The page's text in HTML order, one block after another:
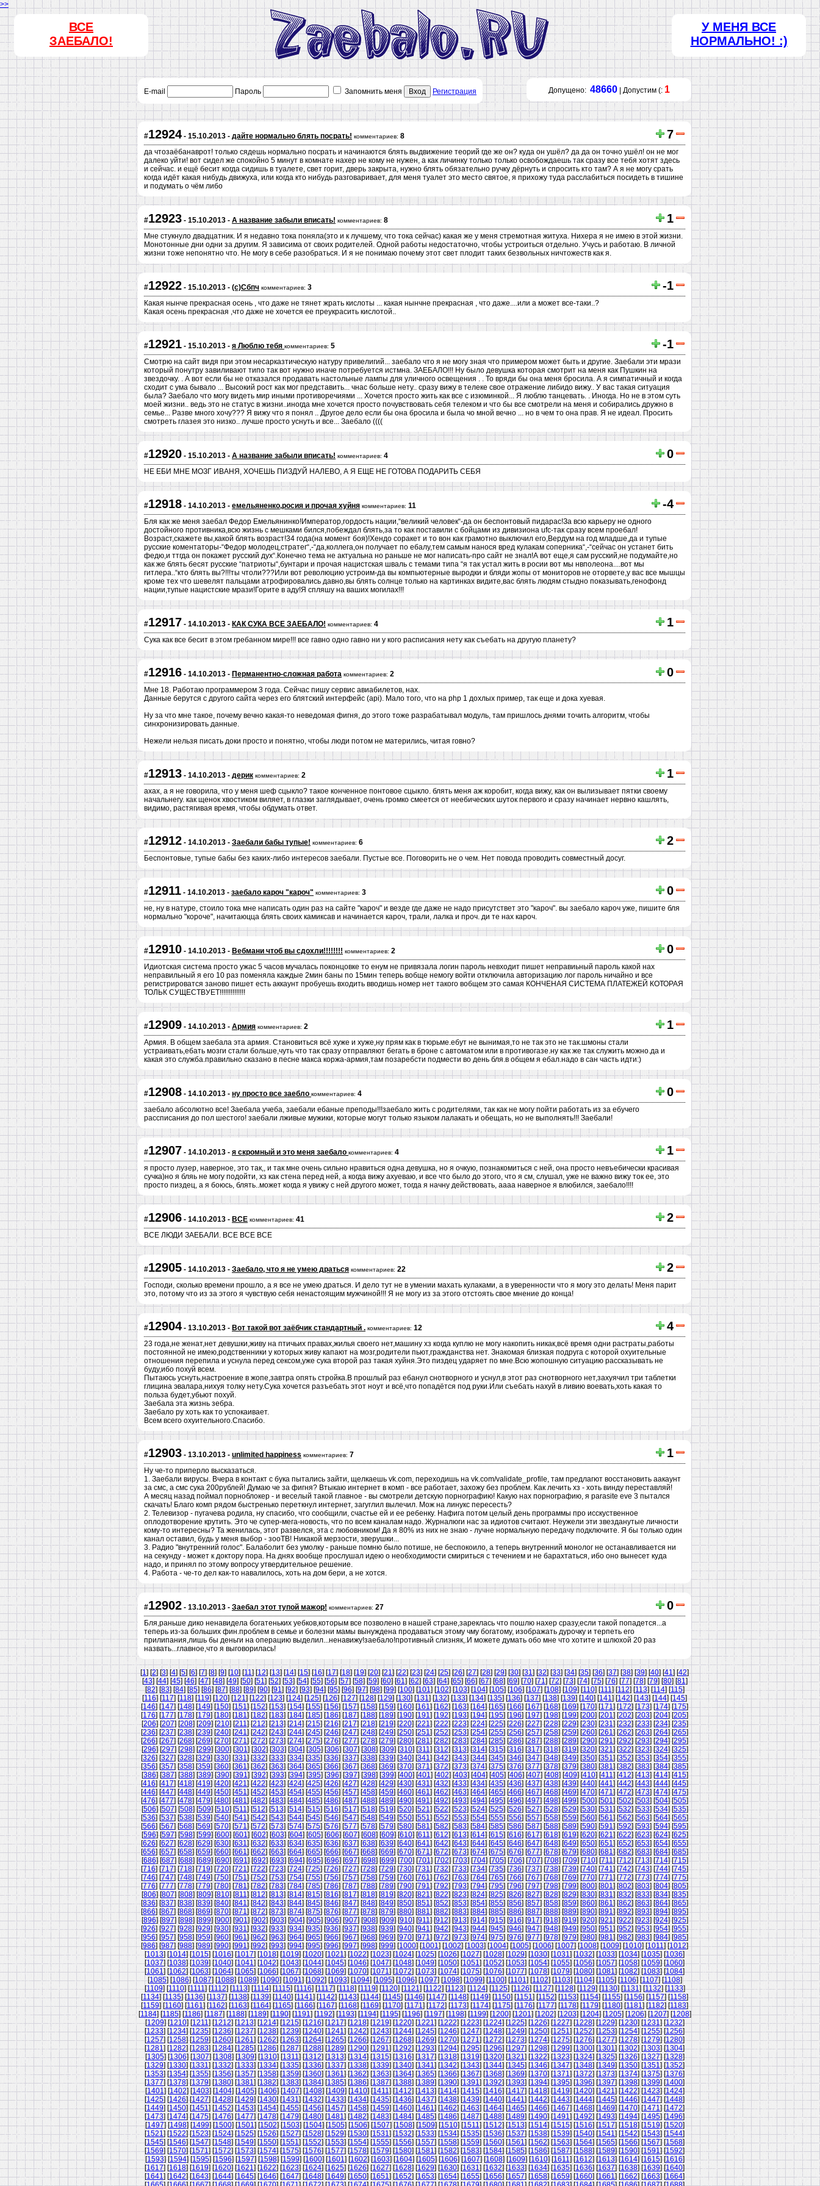
>>
ВСЕ
ЗАЕБАЛО!
У МЕНЯ ВСЕ
НОРМАЛЬНО! :)
E-mail Пароль Запомнить меня Вход Регистрация Допущено: 48660| Допустим (: 1
#12924 - 15.10.2013 - дайте нормально блять посрать! комментариев: 8 7
да чтозаёбанаврот! только сядешь нормально посрать и начинаются блять выдвижение теорий где же он? куда он ушёл? да да он точно ушёл! он не мог
далеко уйти! вот сидел же спокойно 5 минут в комнате нахер не кому не нужен, а как личинку только только освобождаешь так сразу все тебя хотят здесь
и сейчас. и ещё бесит когда сидишь в туалете, свет горит, дверь закрыта, нужно блять обязательно ручку дёрнуть и спросить кто там? А я не могу срать
когда идёт какая нибудь движуха, или когда кто нибудь разговаривает, для меня туалет это место святое, я прихожу туда расслабиться посидеть в тишине
и подумать о чём либо
#12923 - 15.10.2013 - А название забыли вписать! комментариев: 8 1
Мне стукнуло двадцатник. И я недавно тока поняла(это и к лучшему, что тока сейчас) какая же у меня стремотная житуха. Нихера я не имею в этой жизни.
Монотонные дни одни за другим. Я зависима от своих родителей. Одной работы недостаточно, чтобы устроиться отдельно. Учусь и работаю. В личной
жизни тоже непонятно что. Не могу в себе разобраться. И я не понимаю почему этот свет плодит таких безвольных ничтожеств как я.
#12922 - 15.10.2013 - (c)Сбпч комментариев: 3 -1
Какая нынче прекрасная осень , что даже не тянет жрать кислоты ... какая нынчне прекрасная , что даже....или а может все-таки..?
Какая осень прекрасная ,что даже не хочется ее преукрасить кислотой..
#12921 - 15.10.2013 - я Люблю тебя комментариев: 5 -1
Смотрю на сайт видя при этом несарказтическую натуру привелигий... заебало что я не могу зная что примером может быть и другие. Заебали эти мрази
который понутру завиливают типо так вот нужно иначе потребуется истмна. ЗАЕБАЛО!!! Ну было девушка которая смотрит на меня как Пушкин на
звездочку. . А вот если бы не отказался продавать настольные лампы для уличного освещения . . То вряди бы она меня бросила. А я симпатичный и когда
сходит с ума бывало ... Высокий рост как мог представить... чнас больше нету.. сразу вижу в телеке свое отражение либидо вижу.. У вас такая ситуация
была? Заебало что могу видеть мир иными противоречиями ... Хочется просто жить как все с изюминкой... Я люблю танцевать. . Иногда. Но не в этом суть
моей жизни.. ведь это не статус в жизни..иногда мне хочется просто почувствовать себя телеком и что бы все смотрели на меня и собирались дружно в
семье... Разве много хочу??? Я вижу что я понял .. Другое дело если бы она бросила и была чо мной вечно ... но в чем то она прав. Я не идеал. Просить
смотреть глазея это низко.. лучше просто уснуть и все... Заебало ((((
#12920 - 15.10.2013 - А название забыли вписать! комментариев: 4 0
НЕ ЕБИ МНЕ МОЗГ ИВАНЯ, ХОЧЕШЬ ПИЗДУЙ НАЛЕВО, А Я ЕЩЕ НЕ ГОТОВА ПОДАРИТЬ СЕБЯ
#12918 - 14.10.2013 - емельяненко,росия и прочая хуйня комментариев: 11 -4
Бля как же меня заебал Федор Емельянинко!Император,гордость нации,“великий человек“-да он беспонтовый пидарас!За всю карьеру не одного
достойного противника,всю жизнь с мешками бился,побеждал блять,за то как поставили с бойцами из дивизиона ufc-так сразу всем проебал!
Возраст,скажете вы,какой блять возраст!34 года(на момент боя)!Хендо соракет и то вон как грамотно выключил его,Вердум на год младше,да и тупые
русские коментаторы-“Федор молодец,стратег“,-“да,коллега,он получает по ебалу,тем самым нанося вред кулакам соперника“,-“сейчас он устанет бить
федю,и ттгда он покажет русский дух“.Конечно тема не актуальна но раньше не мог написать-про сайт не знал!А вот еще,я сам русский,не подумайте,но
как же блять бесят русские “патриоты“,бунтари и прочая нацистская шваль с темами типа “я так устал жить в росии вот мы нвполеона....вот мы
гитлера..“кто блять вы?!!!ты чтоли???Или вот революцию устроим-да вы компьютерные выродки и бляди жопы от мониторов не оторвете,у вас все мышцы
кроме тех что шевелят пальцами атрофировались давно,вы блять солнце только на картинках видите,вас блять людям стыдно показывать,генофонд
нации,тупые нацистские мрази!Горите в аду!Я спляшу на ваших могилах!!!
#12917 - 14.10.2013 - КАК СУКА ВСЕ ЗАЕБАЛО! комментариев: 4 1
Сука как все бесит в этом гребанном мире!!! все гавно одно гавно ни у кого расписания нету как съебать на другую планету?
#12916 - 14.10.2013 - Перманентно-сложная работа комментариев: 2 0
Мне 18. Работаю программером 3 года. Сейчас пишу сервис авиабилетов, нах.
Данные берутся с другого сайта через его блятский интерфейс (api). Мало того, что на php 1 дохлых пример, так еще и дока хуевая.
Ну за что мне такое, почему вечно какая-то неведомая фигня, до этого тоже разрабатывал модуль, там пришлось днями точить алгоритм, чтобы
синхронизировать данные.
Нежели нельзя писать доки просто и понятно, чтобы люди потом не матерились, читая говно?
#12913 - 14.10.2013 - дерик комментариев: 2 1
ахах, а я не говорила, что у меня шеф сцыкло? такое конченное понтовое сцыкло. блять меня аж коробит, когда вижу, как он вылизывает пятки своему
начальнегу. как щенок хвостиком виляет, в глазки заглядывает, очень громко смеется от неебических шуток первого и сразу начинает нервно кашлять,
видимо, растягивая время, чтобы обдумать ответ.
#12912 - 14.10.2013 - Заебали бабы тупые! комментариев: 6 2
Беспонтовые, тупые бабы без каких-либо интересов заебали. Пустые все. Поговорить не о чем. Нет повода проводить совместный досуг.
#12911 - 14.10.2013 - заебало кароч "кароч" комментариев: 3 0
не, ну в натуре, стоило тока мне написать один раз на сайте "кароч" и везде где даже не надо присутствет это "кароч". вы заебало кароч уже, пишите бля
нормально "короче", начитаюцца блять своих камиксав и начинается кароч, трали, лалка и проч. ди те нах кароч.
#12910 - 14.10.2013 - Вебмани чтоб вы сдохли!!!!!!!! комментариев: 2 0
Идиотская система просто ужас 5 часов мучалась поконцовке то енум не привязала логин пароль невходит пишет неправиьный пароль какой нах
неправильный я его 10 раз поменяла каждые 2мин баны по 15мин теперь вобще немогу войти отключила авторизацию лог пароль ничайно и все
регистрироватся заново пишет есть аккаунт пробуешь входить вводишь номер нет такого вобщем это самая КОНЧЕНАЯ СИСТЕМА ПЛАТЕЖЕЙ КОТОРАЯ
ТОЛЬК СУЩЕСТВУЕТ!!!!!!!!!!!!!!
#12909 - 14.10.2013 - Армия комментариев: 2 1
Армия. В общем заебала эта армия. Становиться всё хуже и хуже,ну прям как в тюрьме.ебут не вынимая,то не так это не так.шмоны стали
устраивать,ебать мозги стали больше,чуть что так сразу отправляют бегать в броне с автоматом или в противогазе.ну как же так служить можно.да и
какая это служба.правильно сказано в песне макса коржа-армия,там позаребсти подмести во день бля.в общем я ебал.надо в сан часть идти:)
#12908 - 14.10.2013 - ну просто все заебло комментариев: 4 0
заебало абсолютно все! Заебала учеба, заебали ебаные преподы!!!заебало жить с родителями, так как не могу пойти работать из за ебучего
рассписания до пол шестого! заебали лживые мужики, которые могут только языком лалакать и обещать, но не выполнять!!! Заебали!
#12907 - 14.10.2013 - я скромный и это меня заебало комментариев: 4 1
я просто лузер, наверное, это так,, и так мне очень сильно нравиться одна девушка, но я очкую, познакомиться с ней, она просто невъебически красивая
сучка)но я бляь не могу подойти, хз как стена перед ней, а когда вижу ахуеваю, и все что было до этого, что я см, слушал, уже не важно вижу ток ее, это
просто пиздец, а я боюсь, блять..может когда я увижу с ней другого может, тогда я начну действовать, аааа наверное я влюбился, заебало!!!!
#12906 - 14.10.2013 - ВСЕ комментариев: 41 2
ВСЕ ЛЮДИ ЗАЕБАЛИ. ВСЕ ВСЕ ВСЕ
#12905 - 14.10.2013 - Заебало, что я не умею драться комментариев: 22 2
Господи, сколько времени прошло, а я все не умею драться. И дело тут не в умении махать кулаками, а в уверенности что я могу это делать! Меня парит
это, потому что из за этого я чувствую себя ненастоящим мужчиной!!! Я не могу из за этого отстоять свое мнение до конца!
#12904 - 13.10.2013 - Вот такой вот заёбчик стандартный . комментариев: 12 4
23 года,не женат,нет девушки,живу на птичьих правах,жилья своего нет,машину хз когда куплю не могу накопить никак,всё время одни растраты,работы
постоянной не имею,родственники у которых живу капают на мозг,родители пьют,гражданства нет. Знакомая близкая подруга с которой охуительные
отношения перепила и уснула перед сексом,уже сука второй раз такая хуйня.Это пиздец ударяет по мне.Всю жопошную ситуацию рассказывать не
буду,ибо похуй всем.
Пытаюсь уснуть,настроение в жопе,завтра опять стройка.В прошлый раз ебанул снотворного и уснул,в этот раз снотворного нет,захуячил три таблетки
глицина эвалара,нихуя толку нету.Сука хочется разъебать этот ноут и всё,что попадётся под руки.Или съебать нахуй в ливию воевать,хоть какая то
польза будет,убьют похуй.
Заебала эта жизнь зебра.
Заебало ру хоть как то успокаивает.
Всем всего охуительного.Спасибо.
#12903 - 13.10.2013 - unlimited happiness комментариев: 7 1
Ну че-то приперло высказаться.
1. Заебали вирусы. Вчера в контакт с бука пытались зайти, щелкаешь vk.com, переходишь на vk.com/validate_profile, там предлагют восстановить аакаунт
за смс, а смс сука 200рублей! Думаю че за фигня? Втыкаю интернет в комп - все работает, захожу без проблем. Как лечить хз - хоть винду переставляй!
А месяц назад поймал порноблокер - и веселый такой главное - вы смотрели детскую порнографию! Какую нах порнографию, я parasite eve 3 пытался
скачать! Благо комп рядом быстренько переткнул интернет, загуглил вылечил. Мож на линукс пересесть?
2. Телевизор - пугачева родила, ну спасибо, что сообщили, счастье ей и ее ребенку. Нафига потом целый день программы про исскуственное
оплодотворение крутить. Это че супер-мега-новость, что по всем каналам надо. Журналюги нас за идиотов считают. Неужели эти звезданутые личности
кому-то интересны? Та женилась, этот развелся, эта с любовником! Да я 80% из них не знаю - лучне нормальную передачу подключите. Я бы только один
канал оставил, будь у меня выбор - зооТВ! Никакой мерзости, зверушки...
3. Радио "внутренний голос". Балаболит без умолку - раньше помню было потише, не беспокоило, а теперь внутренний монолог не останавливается ни
на секунду - может к доктору пора. На днях вообще прослушал идею о необходимости смириться с течением и не барахтаться, ибо оно вынесет куда
надо, и принял по этому вопросу утвердительное решение.
4. Работа - че-то дел как-то навалилось, хоть на дом бери, а не хотся.
#12902 - 13.10.2013 - Заебал этот тупой мажор! комментариев: 27 0
Бля,раньше дико ненавидела богатеньких уебков,которым все позволено в нашей стране,зареклась что пошлю нахер сразу,если такой попадется...а
теперь из-за больших фин.проблем в семье и болезни мамы вынуждена продаваться этому чму богатому, изображать дурочку и терпеть его
прилипания,лишь бы деньги на операцию выделил...ненавижу!заебало!противный слизняк,.И можете думать обо мне что хотите и шлюхой 20 раз
назвать...главное,что я выговорилась!
[1] [2] [3] [4] [5] [6] [7] [8] [9] [10] [11] [12] [13] [14] [15] [16] [17] [18] [19] [20] [21] [22] [23] [24] [25] [26] [27] [28] [29] [30] [31] [32] [33] [34] [35] [36] [37] [38] [39] [40] [41] [42]
[43] [44] [45] [46] [47] [48] [49] [50] [51] [52] [53] [54] [55] [56] [57] [58] [59] [60] [61] [62] [63] [64] [65] [66] [67] [68] [69] [70] [71] [72] [73] [74] [75] [76] [77] [78] [79] [80] [81]
[82] [83] [84] [85] [86] [87] [88] [89] [90] [91] [92] [93] [94] [95] [96] [97] [98] [99] [100] [101] [102] [103] [104] [105] [106] [107] [108] [109] [110] [111] [112] [113] [114] [115]
[116] [117] [118] [119] [120] [121] [122] [123] [124] [125] [126] [127] [128] [129] [130] [131] [132] [133] [134] [135] [136] [137] [138] [139] [140] [141] [142] [143] [144] [145]
[146] [147] [148] [149] [150] [151] [152] [153] [154] [155] [156] [157] [158] [159] [160] [161] [162] [163] [164] [165] [166] [167] [168] [169] [170] [171] [172] [173] [174] [175]
[176] [177] [178] [179] [180] [181] [182] [183] [184] [185] [186] [187] [188] [189] [190] [191] [192] [193] [194] [195] [196] [197] [198] [199] [200] [201] [202] [203] [204] [205]
[206] [207] [208] [209] [210] [211] [212] [213] [214] [215] [216] [217] [218] [219] [220] [221] [222] [223] [224] [225] [226] [227] [228] [229] [230] [231] [232] [233] [234] [235]
[236] [237] [238] [239] [240] [241] [242] [243] [244] [245] [246] [247] [248] [249] [250] [251] [252] [253] [254] [255] [256] [257] [258] [259] [260] [261] [262] [263] [264] [265]
[266] [267] [268] [269] [270] [271] [272] [273] [274] [275] [276] [277] [278] [279] [280] [281] [282] [283] [284] [285] [286] [287] [288] [289] [290] [291] [292] [293] [294] [295]
[296] [297] [298] [299] [300] [301] [302] [303] [304] [305] [306] [307] [308] [309] [310] [311] [312] [313] [314] [315] [316] [317] [318] [319] [320] [321] [322] [323] [324] [325]
[326] [327] [328] [329] [330] [331] [332] [333] [334] [335] [336] [337] [338] [339] [340] [341] [342] [343] [344] [345] [346] [347] [348] [349] [350] [351] [352] [353] [354] [355]
[356] [357] [358] [359] [360] [361] [362] [363] [364] [365] [366] [367] [368] [369] [370] [371] [372] [373] [374] [375] [376] [377] [378] [379] [380] [381] [382] [383] [384] [385]
[386] [387] [388] [389] [390] [391] [392] [393] [394] [395] [396] [397] [398] [399] [400] [401] [402] [403] [404] [405] [406] [407] [408] [409] [410] [411] [412] [413] [414] [415]
[416] [417] [418] [419] [420] [421] [422] [423] [424] [425] [426] [427] [428] [429] [430] [431] [432] [433] [434] [435] [436] [437] [438] [439] [440] [441] [442] [443] [444] [445]
[446] [447] [448] [449] [450] [451] [452] [453] [454] [455] [456] [457] [458] [459] [460] [461] [462] [463] [464] [465] [466] [467] [468] [469] [470] [471] [472] [473] [474] [475]
[476] [477] [478] [479] [480] [481] [482] [483] [484] [485] [486] [487] [488] [489] [490] [491] [492] [493] [494] [495] [496] [497] [498] [499] [500] [501] [502] [503] [504] [505]
[506] [507] [508] [509] [510] [511] [512] [513] [514] [515] [516] [517] [518] [519] [520] [521] [522] [523] [524] [525] [526] [527] [528] [529] [530] [531] [532] [533] [534] [535]
[536] [537] [538] [539] [540] [541] [542] [543] [544] [545] [546] [547] [548] [549] [550] [551] [552] [553] [554] [555] [556] [557] [558] [559] [560] [561] [562] [563] [564] [565]
[566] [567] [568] [569] [570] [571] [572] [573] [574] [575] [576] [577] [578] [579] [580] [581] [582] [583] [584] [585] [586] [587] [588] [589] [590] [591] [592] [593] [594] [595]
[596] [597] [598] [599] [600] [601] [602] [603] [604] [605] [606] [607] [608] [609] [610] [611] [612] [613] [614] [615] [616] [617] [618] [619] [620] [621] [622] [623] [624] [625]
[626] [627] [628] [629] [630] [631] [632] [633] [634] [635] [636] [637] [638] [639] [640] [641] [642] [643] [644] [645] [646] [647] [648] [649] [650] [651] [652] [653] [654] [655]
[656] [657] [658] [659] [660] [661] [662] [663] [664] [665] [666] [667] [668] [669] [670] [671] [672] [673] [674] [675] [676] [677] [678] [679] [680] [681] [682] [683] [684] [685]
[686] [687] [688] [689] [690] [691] [692] [693] [694] [695] [696] [697] [698] [699] [700] [701] [702] [703] [704] [705] [706] [707] [708] [709] [710] [711] [712] [713] [714] [715]
[716] [717] [718] [719] [720] [721] [722] [723] [724] [725] [726] [727] [728] [729] [730] [731] [732] [733] [734] [735] [736] [737] [738] [739] [740] [741] [742] [743] [744] [745]
[746] [747] [748] [749] [750] [751] [752] [753] [754] [755] [756] [757] [758] [759] [760] [761] [762] [763] [764] [765] [766] [767] [768] [769] [770] [771] [772] [773] [774] [775]
[776] [777] [778] [779] [780] [781] [782] [783] [784] [785] [786] [787] [788] [789] [790] [791] [792] [793] [794] [795] [796] [797] [798] [799] [800] [801] [802] [803] [804] [805]
[806] [807] [808] [809] [810] [811] [812] [813] [814] [815] [816] [817] [818] [819] [820] [821] [822] [823] [824] [825] [826] [827] [828] [829] [830] [831] [832] [833] [834] [835]
[836] [837] [838] [839] [840] [841] [842] [843] [844] [845] [846] [847] [848] [849] [850] [851] [852] [853] [854] [855] [856] [857] [858] [859] [860] [861] [862] [863] [864] [865]
[866] [867] [868] [869] [870] [871] [872] [873] [874] [875] [876] [877] [878] [879] [880] [881] [882] [883] [884] [885] [886] [887] [888] [889] [890] [891] [892] [893] [894] [895]
[896] [897] [898] [899] [900] [901] [902] [903] [904] [905] [906] [907] [908] [909] [910] [911] [912] [913] [914] [915] [916] [917] [918] [919] [920] [921] [922] [923] [924] [925]
[926] [927] [928] [929] [930] [931] [932] [933] [934] [935] [936] [937] [938] [939] [940] [941] [942] [943] [944] [945] [946] [947] [948] [949] [950] [951] [952] [953] [954] [955]
[956] [957] [958] [959] [960] [961] [962] [963] [964] [965] [966] [967] [968] [969] [970] [971] [972] [973] [974] [975] [976] [977] [978] [979] [980] [981] [982] [983] [984] [985]
[986] [987] [988] [989] [990] [991] [992] [993] [994] [995] [996] [997] [998] [999] [1000] [1001] [1002] [1003] [1004] [1005] [1006] [1007] [1008] [1009] [1010] [1011] [1012]
[1013] [1014] [1015] [1016] [1017] [1018] [1019] [1020] [1021] [1022] [1023] [1024] [1025] [1026] [1027] [1028] [1029] [1030] [1031] [1032] [1033] [1034] [1035] [1036]
[1037] [1038] [1039] [1040] [1041] [1042] [1043] [1044] [1045] [1046] [1047] [1048] [1049] [1050] [1051] [1052] [1053] [1054] [1055] [1056] [1057] [1058] [1059] [1060]
[1061] [1062] [1063] [1064] [1065] [1066] [1067] [1068] [1069] [1070] [1071] [1072] [1073] [1074] [1075] [1076] [1077] [1078] [1079] [1080] [1081] [1082] [1083] [1084]
[1085] [1086] [1087] [1088] [1089] [1090] [1091] [1092] [1093] [1094] [1095] [1096] [1097] [1098] [1099] [1100] [1101] [1102] [1103] [1104] [1105] [1106] [1107] [1108]
[1109] [1110] [1111] [1112] [1113] [1114] [1115] [1116] [1117] [1118] [1119] [1120] [1121] [1122] [1123] [1124] [1125] [1126] [1127] [1128] [1129] [1130] [1131] [1132] [1133]
[1134] [1135] [1136] [1137] [1138] [1139] [1140] [1141] [1142] [1143] [1144] [1145] [1146] [1147] [1148] [1149] [1150] [1151] [1152] [1153] [1154] [1155] [1156] [1157] [1158]
[1159] [1160] [1161] [1162] [1163] [1164] [1165] [1166] [1167] [1168] [1169] [1170] [1171] [1172] [1173] [1174] [1175] [1176] [1177] [1178] [1179] [1180] [1181] [1182] [1183]
[1184] [1185] [1186] [1187] [1188] [1189] [1190] [1191] [1192] [1193] [1194] [1195] [1196] [1197] [1198] [1199] [1200] [1201] [1202] [1203] [1204] [1205] [1206] [1207] [1208]
[1209] [1210] [1211] [1212] [1213] [1214] [1215] [1216] [1217] [1218] [1219] [1220] [1221] [1222] [1223] [1224] [1225] [1226] [1227] [1228] [1229] [1230] [1231] [1232]
[1233] [1234] [1235] [1236] [1237] [1238] [1239] [1240] [1241] [1242] [1243] [1244] [1245] [1246] [1247] [1248] [1249] [1250] [1251] [1252] [1253] [1254] [1255] [1256]
[1257] [1258] [1259] [1260] [1261] [1262] [1263] [1264] [1265] [1266] [1267] [1268] [1269] [1270] [1271] [1272] [1273] [1274] [1275] [1276] [1277] [1278] [1279] [1280]
[1281] [1282] [1283] [1284] [1285] [1286] [1287] [1288] [1289] [1290] [1291] [1292] [1293] [1294] [1295] [1296] [1297] [1298] [1299] [1300] [1301] [1302] [1303] [1304]
[1305] [1306] [1307] [1308] [1309] [1310] [1311] [1312] [1313] [1314] [1315] [1316] [1317] [1318] [1319] [1320] [1321] [1322] [1323] [1324] [1325] [1326] [1327] [1328]
[1329] [1330] [1331] [1332] [1333] [1334] [1335] [1336] [1337] [1338] [1339] [1340] [1341] [1342] [1343] [1344] [1345] [1346] [1347] [1348] [1349] [1350] [1351] [1352]
[1353] [1354] [1355] [1356] [1357] [1358] [1359] [1360] [1361] [1362] [1363] [1364] [1365] [1366] [1367] [1368] [1369] [1370] [1371] [1372] [1373] [1374] [1375] [1376]
[1377] [1378] [1379] [1380] [1381] [1382] [1383] [1384] [1385] [1386] [1387] [1388] [1389] [1390] [1391] [1392] [1393] [1394] [1395] [1396] [1397] [1398] [1399] [1400]
[1401] [1402] [1403] [1404] [1405] [1406] [1407] [1408] [1409] [1410] [1411] [1412] [1413] [1414] [1415] [1416] [1417] [1418] [1419] [1420] [1421] [1422] [1423] [1424]
[1425] [1426] [1427] [1428] [1429] [1430] [1431] [1432] [1433] [1434] [1435] [1436] [1437] [1438] [1439] [1440] [1441] [1442] [1443] [1444] [1445] [1446] [1447] [1448]
[1449] [1450] [1451] [1452] [1453] [1454] [1455] [1456] [1457] [1458] [1459] [1460] [1461] [1462] [1463] [1464] [1465] [1466] [1467] [1468] [1469] [1470] [1471] [1472]
[1473] [1474] [1475] [1476] [1477] [1478] [1479] [1480] [1481] [1482] [1483] [1484] [1485] [1486] [1487] [1488] [1489] [1490] [1491] [1492] [1493] [1494] [1495] [1496]
[1497] [1498] [1499] [1500] [1501] [1502] [1503] [1504] [1505] [1506] [1507] [1508] [1509] [1510] [1511] [1512] [1513] [1514] [1515] [1516] [1517] [1518] [1519] [1520]
[1521] [1522] [1523] [1524] [1525] [1526] [1527] [1528] [1529] [1530] [1531] [1532] [1533] [1534] [1535] [1536] [1537] [1538] [1539] [1540] [1541] [1542] [1543] [1544]
[1545] [1546] [1547] [1548] [1549] [1550] [1551] [1552] [1553] [1554] [1555] [1556] [1557] [1558] [1559] [1560] [1561] [1562] [1563] [1564] [1565] [1566] [1567] [1568]
[1569] [1570] [1571] [1572] [1573] [1574] [1575] [1576] [1577] [1578] [1579] [1580] [1581] [1582] [1583] [1584] [1585] [1586] [1587] [1588] [1589] [1590] [1591] [1592]
[1593] [1594] [1595] [1596] [1597] [1598] [1599] [1600] [1601] [1602] [1603] [1604] [1605] [1606] [1607] [1608] [1609] [1610] [1611] [1612] [1613] [1614] [1615] [1616]
[1617] [1618] [1619] [1620] [1621] [1622] [1623] [1624] [1625] [1626] [1627] [1628] [1629] [1630] [1631] [1632] [1633] [1634] [1635] [1636] [1637] [1638] [1639] [1640]
[1641] [1642] [1643] [1644] [1645] [1646] [1647] [1648] [1649] [1650] [1651] [1652] [1653] [1654] [1655] [1656] [1657] [1658] [1659] [1660] [1661] [1662] [1663] [1664]